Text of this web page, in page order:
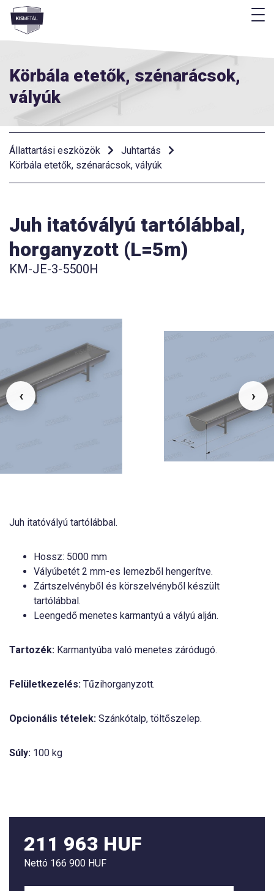
Menü
Körbála etetők, szénarácsok,
vályúk
Állattartási eszközök
Juhtartás
Körbála etetők, szénarácsok, vályúk
Juh itatóvályú tartólábbal,
horganyzott (L=5m)
KM-JE-3-5500H
›
‹
Juh itatóvályú tartólábbal.
Hossz: 5000 mm
Vályúbetét 2 mm-es lemezből hengerítve.
Zártszelvényből és körszelvényből készült
tartólábbal.
Leengedő menetes karmantyú a vályú alján.
Tartozék: Karmantyúba való menetes záródugó.
Felületkezelés: Tűzihorganyzott.
Opcionális tételek: Szánkótalp, töltőszelep.
Súly: 100 kg
211 963 HUF
Nettó 166 900 HUF